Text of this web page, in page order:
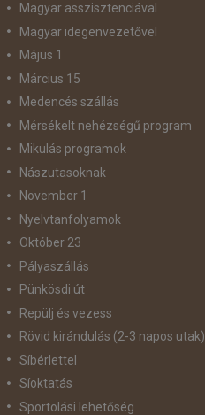
Magyar asszisztenciával
Magyar idegenvezetővel
Május 1
Március 15
Medencés szállás
Mérsékelt nehézségű program
Mikulás programok
Nászutasoknak
November 1
Nyelvtanfolyamok
Október 23
Pályaszállás
Pünkösdi út
Repülj és vezess
Rövid kirándulás (2-3 napos utak)
Síbérlettel
Síoktatás
Sportolási lehetőség